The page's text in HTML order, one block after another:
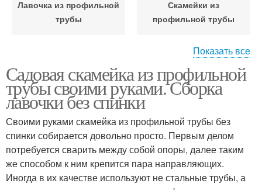
Лавочка из профильной
трубы
Скамейки из
профильной трубы
мебели
Лавочки из
профильной трубы
Показать все
Садовая скамейка из профильной
трубы своими руками. Сборка
лавочки без спинки
Своими руками скамейка из профильной трубы без
спинки собирается довольно просто. Первым делом
потребуется сварить между собой опоры, далее таким
же способом к ним крепится пара направляющих.
Иногда в их качестве используют не стальные трубы, а